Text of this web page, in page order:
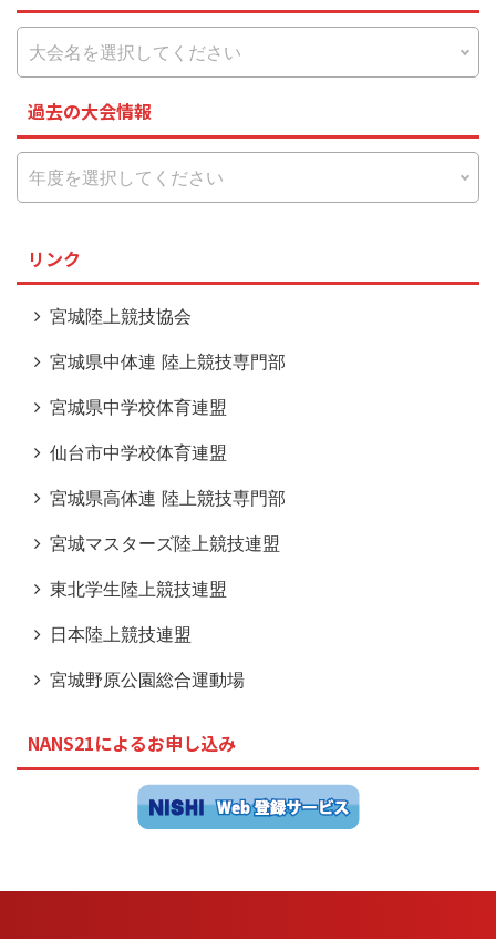
過去の大会情報
リンク
宮城陸上競技協会
宮城県中体連 陸上競技専門部
宮城県中学校体育連盟
仙台市中学校体育連盟
宮城県高体連 陸上競技専門部
宮城マスターズ陸上競技連盟
東北学生陸上競技連盟
日本陸上競技連盟
宮城野原公園総合運動場
NANS21によるお申し込み